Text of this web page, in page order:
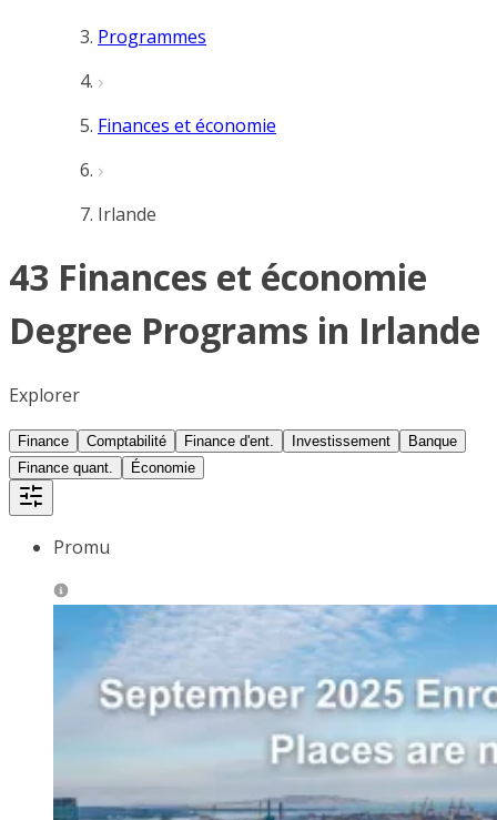
Programmes
Finances et économie
Irlande
43 Finances et économie
Degree Programs in Irlande
Explorer
Finance Comptabilité Finance d'ent. Investissement
Banque
Finance quant.
Économie
Promu